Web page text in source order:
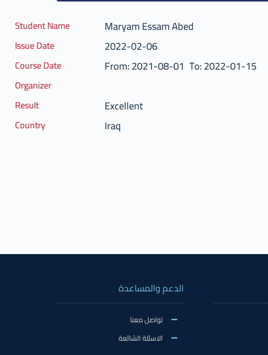
Student Name Maryam Essam Abed
Issue Date 2022-02-06
Course Date From: 2021-08-01 To: 2022-01-15
Organizer
Result Excellent
Country Iraq
الدعم والمساعدة
تواصل معنا
الاسئلة الشائعة